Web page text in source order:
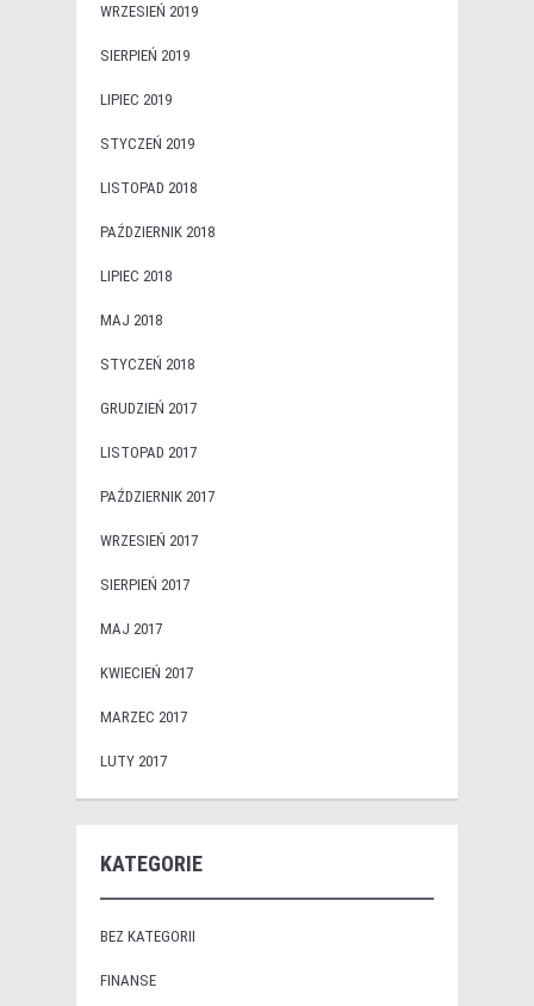
WRZESIEŃ 2019
SIERPIEŃ 2019
LIPIEC 2019
STYCZEŃ 2019
LISTOPAD 2018
PAŹDZIERNIK 2018
LIPIEC 2018
MAJ 2018
STYCZEŃ 2018
GRUDZIEŃ 2017
LISTOPAD 2017
PAŹDZIERNIK 2017
WRZESIEŃ 2017
SIERPIEŃ 2017
MAJ 2017
KWIECIEŃ 2017
MARZEC 2017
LUTY 2017
KATEGORIE
BEZ KATEGORII
FINANSE